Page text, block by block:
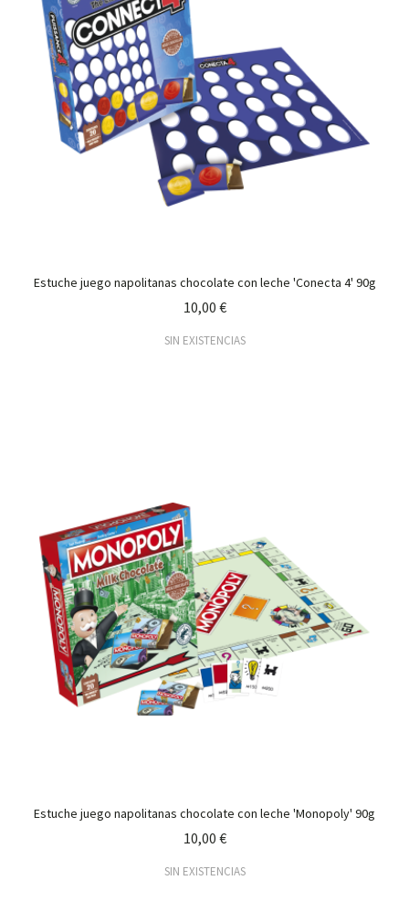
Estuche juego napolitanas chocolate con leche 'Conecta 4' 90g
10,00 €
SIN EXISTENCIAS
Estuche juego napolitanas chocolate con leche 'Monopoly' 90g
10,00 €
SIN EXISTENCIAS